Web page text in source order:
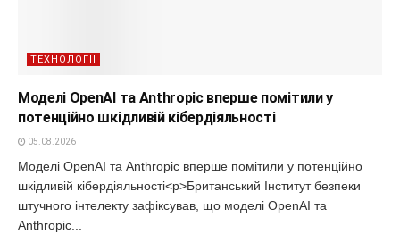
ТЕХНОЛОГІЇ
Моделі OpenAI та Anthropic вперше помітили у
потенційно шкідливій кібердіяльності
05.08.2026
Моделі OpenAI та Anthropic вперше помітили у потенційно
шкідливій кібердіяльності<p>Британський Інститут безпеки
штучного інтелекту зафіксував, що моделі OpenAI та
Anthropic...